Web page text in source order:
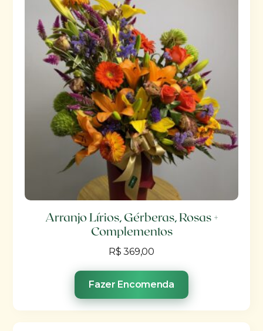
Arranjo Lírios, Gérberas, Rosas +
Complementos
R$ 369,00
Fazer Encomenda